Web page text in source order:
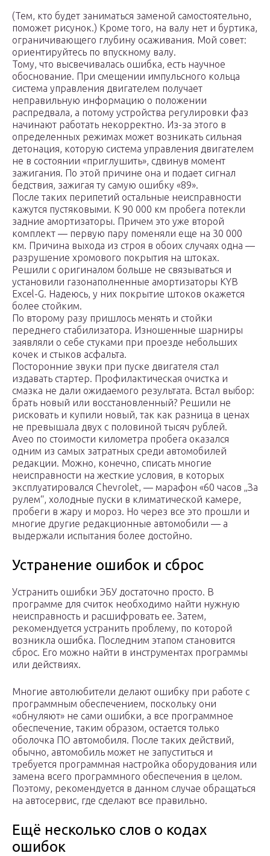
(Тем, кто будет заниматься заменой самостоятельно,
поможет рисунок.) Кроме того, на валу нет и буртика,
ограничивающего глубину осаживания. Мой совет:
ориентируйтесь по впускному валу.
Тому, что высвечивалась ошибка, есть научное
обоснование. При смещении импульсного кольца
система управления двигателем получает
неправильную информацию о положении
распредвала, а потому устройства регулировки фаз
начинают работать некорректно. Из-за этого в
определенных режимах может возникать сильная
детонация, которую система управления двигателем
не в состо­янии «приглушить», сдвинув момент
зажигания. По этой причине она и подает сигнал
бедствия, зажигая ту самую ошибку «89».
После таких перипетий остальные неисправности
кажутся пустяковыми. К 90 000 км пробега потекли
задние амортизаторы. Причем это уже второй
комплект — первую пару поменяли еще на 30 000
км. Причина выхода из строя в обоих случаях одна —
разрушение хромового покрытия на штоках.
Решили с оригиналом больше не связываться и
установили газонаполненные амортизаторы KYB
Excel-G. Надеюсь, у них покрытие штоков окажется
более стойким.
По второму разу пришлось менять и стойки
переднего стабилизатора. Изношенные шарниры
заявляли о себе стуками при проезде небольших
кочек и стыков асфальта.
Посторонние звуки при пуске двигателя стал
издавать стартер. Профилактическая очистка и
смазка не дали ожидаемого результата. Встал выбор:
брать новый или восстановленный? Решили не
рисковать и купили новый, так как разница в ценах
не превышала двух с половиной тысяч рублей.
Aveo по стоимости километра пробега оказался
одним из самых затратных среди автомобилей
редакции. Можно, конечно, списать многие
неисправности на жесткие условия, в которых
эксплуатировался Chevrolet, — марафон «60 часов „За
рулем“, холодные пуски в климатической камере,
пробеги в жару и мороз. Но через все это прошли и
многие другие редакционные автомобили — а
выдержали испытания более достойно.
Устранение ошибок и сброс
Устранить ошибки ЭБУ достаточно просто. В
программе для считок необходимо найти нужную
неисправность и расшифровать ее. Затем,
рекомендуется устранить проблему, по которой
возникла ошибка. Последним этапом становится
сброс. Его можно найти в инструментах программы
или действиях.
Многие автолюбители делают ошибку при работе с
программным обеспечением, поскольку они
«обнуляют» не сами ошибки, а все программное
обеспечение, таким образом, остается только
оболочка ПО автомобиля. После таких действий,
обычно, автомобиль может не запуститься и
требуется программная настройка оборудования или
замена всего программного обеспечения в целом.
Поэтому, рекомендуется в данном случае обращаться
на автосервис, где сделают все правильно.
Ещё несколько слов о кодах
ошибок